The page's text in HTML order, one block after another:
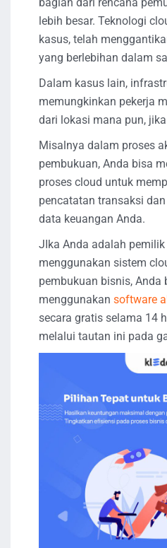
lebih besar. Teknologi
kasus, telah
yang berlebihan dalam
Dalam kasus lain,
memungkinkan pekerja
dari lokasi mana pun,
Misalnya dalam proses
pembukuan, Anda bisa
proses cloud untuk
pencatatan transaksi
data keuangan Anda.
JIka Anda adalah
menggunakan sistem
pembukuan bisnis, Anda
menggunakan software
secara gratis selama 14
melalui tautan ini pada